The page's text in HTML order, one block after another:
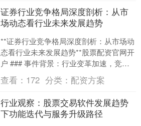
证券行业竞争格局深度剖析：从市
场动态看行业未来发展趋势
**证券行业竞争格局深度剖析：从市场动
态看行业未来发展趋势**股票配资官网开
户 ### 事件背景：行业变革加速，竞争
进入新阶段 近年来，中国证券行业在政
策开放、....
查看： 172 分类： 配资方案
行业观察：股票交易软件发展趋势
下功能迭代与服务升级路径